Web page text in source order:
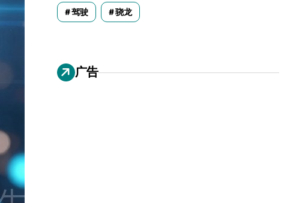
驾驶 骁龙
广告